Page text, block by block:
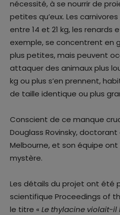
nécessité, à se nourrir de
petites qu’eux. Les
entre 14 et 21 kg, les renards
exemple, se concentrent en
plus petites, mais peuvent
attaquer des animaux plus
kg ou plus s’en prennent,
de taille identique ou plus
Conscient de ce manque
Douglass Rovinsky, doctorant
Melbourne, et son équipe
mystère.
Les détails du projet ont été
scientifique Proceedings of
le titre « Le thylacine violait-